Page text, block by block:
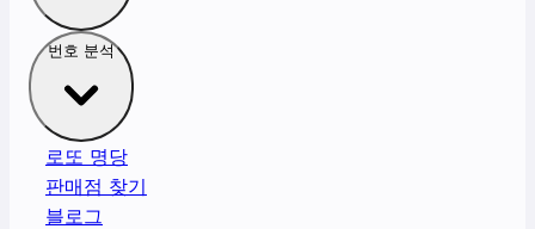
번호 분석
로또 명당
판매점 찾기
블로그